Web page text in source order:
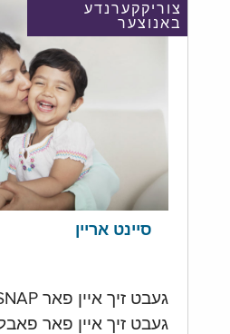
צוריקקערנדע
באנוצער
סיינט אריין
געבט זיך איין פאר SNAP
געבט זיך איין פאר